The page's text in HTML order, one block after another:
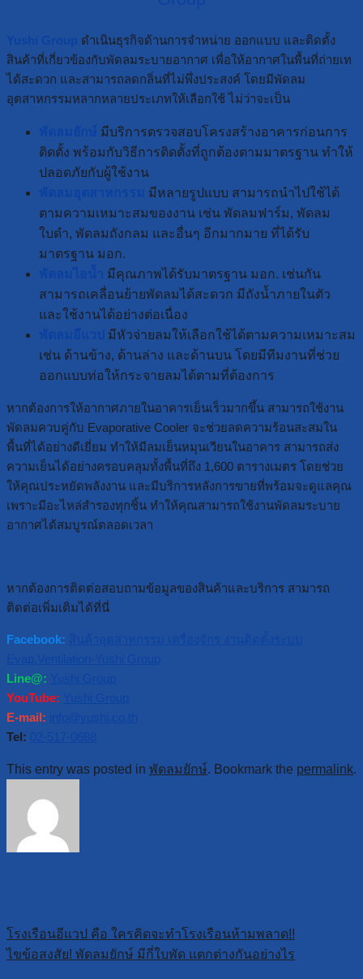
ดำเนินธุรกิจด้านการจำหน่าย ออกแบบ และติดตั้ง
สินค้าที่เกี่ยวข้องกับพัดลมระบายอากาศ เพื่อให้อากาศในพื้นที่ถ่ายเท
ได้สะดวก และสามารถลดกลิ่นที่ไม่พึ่งประสงค์ โดยมีพัดลม
อุตสาหกรรมหลากหลายประเภทให้เลือกใช้ ไม่ว่าจะเป็น
มีบริการตรวจสอบโครงสร้างอาคารก่อนการ
ติดตั้ง พร้อมกับวิธีการติดตั้งที่ถูกต้องตามมาตรฐาน ทำให้
ปลอดภัยกับผู้ใช้งาน
มีหลายรูปแบบ สามารถนำไปใช้ได้
ตามความเหมาะสมของงาน เช่น พัดลมฟาร์ม, พัดลม
ใบดำ, พัดลมถังกลม และอื่นๆ อีกมากมาย ที่ได้รับ
มาตรฐาน มอก.
มีคุณภาพได้รับมาตรฐาน มอก. เช่นกัน
สามารถเคลื่อนย้ายพัดลมได้สะดวก มีถังน้ำภายในตัว
และใช้งานได้อย่างต่อเนื่อง
มีหัวจ่ายลมให้เลือกใช้ได้ตามความเหมาะสม
เช่น ด้านข้าง, ด้านล่าง และด้านบน โดยมีทีมงานที่ช่วย
ออกแบบท่อให้กระจายลมได้ตามที่ต้องการ
หากต้องการให้อากาศภายในอาคารเย็นเร็วมากขึ้น สามารถใช้งาน
พัดลมควบคู่กับ Evaporative Cooler จะช่วยลดความร้อนสะสมใน
พื้นที่ได้อย่างดีเยี่ยม ทำให้มีลมเย็นหมุนเวียนในอาคาร สามารถส่ง
ความเย็นได้อย่างครอบคลุมทั้งพื้นที่ถึง 1,600 ตารางเมตร โดยช่วย
ให้คุณประหยัดพลังงาน และมีบริการหลังการขายที่พร้อมจะดูแลคุณ
เพราะมีอะไหล่สำรองทุกชิ้น ทำให้คุณสามารถใช้งานพัดลมระบาย
อากาศได้สมบูรณ์ตลอดเวลา
หากต้องการติดต่อสอบถามข้อมูลของสินค้าและบริการ สามารถ
ติดต่อเพิ่มเติมได้ที่นี่
Facebook:
Line@:
YouTube:
E-mail:
Tel:
This entry was posted in พัดลมยักษ์. Bookmark the permalink.
โรงเรือนอีแวป คือ ใครคิดจะทำโรงเรือนห้ามพลาด!!
ไขข้อสงสัย! พัดลมยักษ์ มีกี่ใบพัด แตกต่างกันอย่างไร